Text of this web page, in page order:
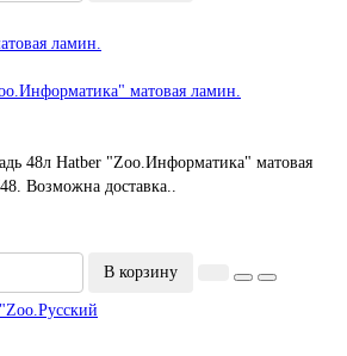
матовая ламин.
48л Hatber "Zoo.Информатика" матовая
Возможна доставка..
В корзину